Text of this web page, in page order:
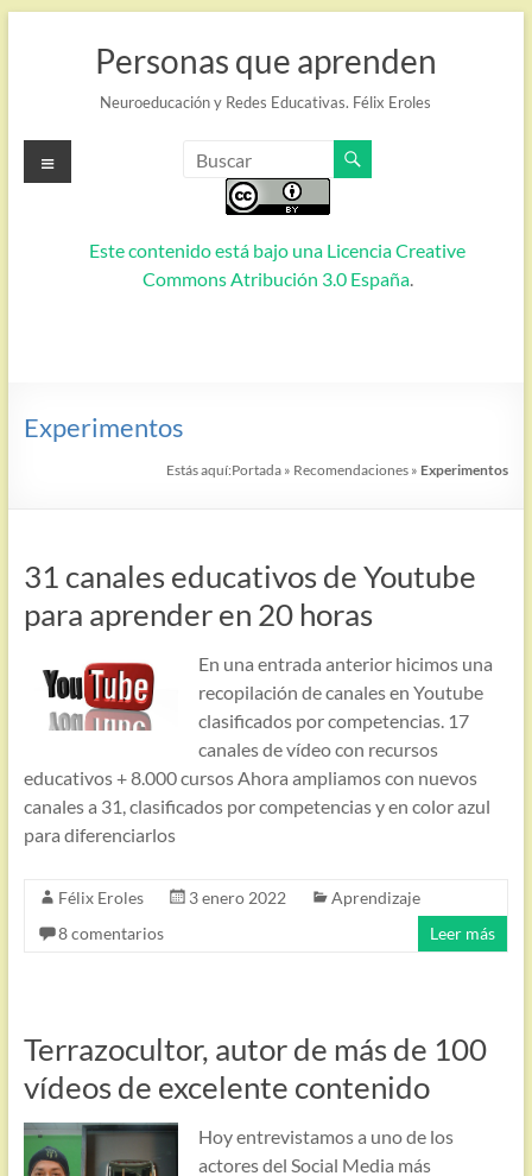
Personas que aprenden
Neuroeducación y Redes Educativas. Félix Eroles
Este contenido está bajo una Licencia Creative
Commons Atribución 3.0 España.
Menú
Experimentos
Estás aquí:Portada » Recomendaciones » Experimentos
31 canales educativos de Youtube
para aprender en 20 horas
En una entrada anterior hicimos una
recopilación de canales en Youtube
clasificados por competencias. 17
canales de vídeo con recursos
educativos + 8.000 cursos Ahora ampliamos con nuevos
canales a 31, clasificados por competencias y en color azul
para diferenciarlos
Félix Eroles 3 enero 2022
Aprendizaje
8 comentarios
Leer más
Terrazocultor, autor de más de 100
vídeos de excelente contenido
Hoy entrevistamos a uno de los
actores del Social Media más